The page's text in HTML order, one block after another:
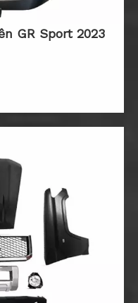
GR Sport 2023